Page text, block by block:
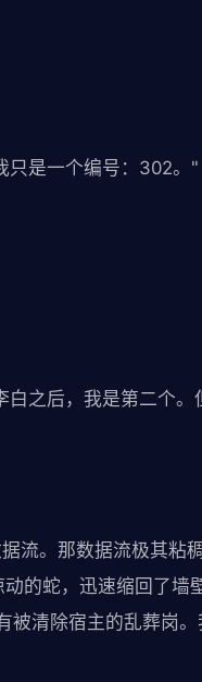
只是一个编号：302。"
之后，我是第二个。
流。那数据流极其粘
的蛇，迅速缩回了墙
被清除宿主的乱葬岗